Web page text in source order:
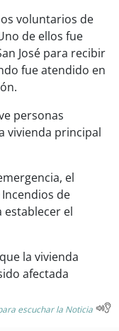
voluntarios de
de ellos fue
José para recibir
fue atendido en
personas
vivienda principal
el
de
establecer el
la vivienda
afectada
escuchar la Noticia